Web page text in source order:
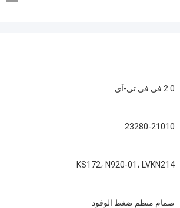
2.0 في في تي-آي
23280-21010
KS172، N920-01، LVKN214
صمام منظم ضغط الوقود